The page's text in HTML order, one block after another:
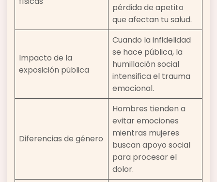
pérdida de apetito
que afectan tu salud.
Impacto de la
exposición pública
Cuando la infidelidad
se hace pública, la
humillación social
intensifica el trauma
emocional.
Diferencias de género
Hombres tienden a
evitar emociones
mientras mujeres
buscan apoyo social
para procesar el
dolor.